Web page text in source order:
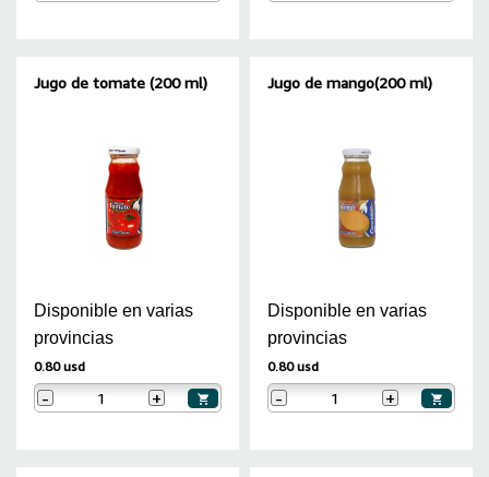
Jugo de tomate (200 ml)
Disponible en varias
provincias
0.80 usd
- +
Jugo de mango(200 ml)
Disponible en varias
provincias
0.80 usd
- +